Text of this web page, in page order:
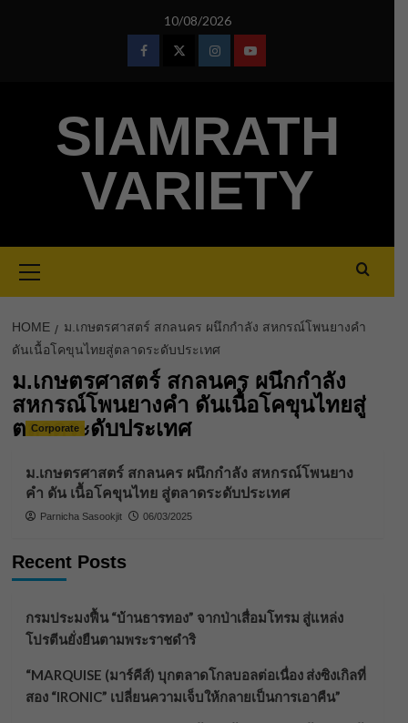
10/08/2026
FacebookTwitterInstagramYoutube
SIAMRATH
VARIETY
Menu
HOME
ม.เกษตรศาสตร์ สกลนคร ผนึกกำลัง สหกรณ์โพนยางคำ
ดันเนื้อโคขุนไทยสู่ตลาดระดับประเทศ
ม.เกษตรศาสตร์ สกลนคร ผนึกกำลัง
สหกรณ์โพนยางคำ ดันเนื้อโคขุนไทยสู่
ตลาดระดับประเทศ
Corporate
ม.เกษตรศาสตร์ สกลนคร ผนึกกำลัง สหกรณ์โพนยาง
คำ ดัน เนื้อโคขุนไทย สู่ตลาดระดับประเทศ
Parnicha Sasookjit 06/03/2025
Recent Posts
กรมประมงฟื้น “บ้านธารทอง” จากป่าเสื่อมโทรม สู่แหล่ง
โปรตีนยั่งยืนตามพระราชดำริ
“MARQUISE (มาร์คีส์) บุกตลาดโกลบอลต่อเนื่อง ส่งซิงเกิลที่
สอง “IRONIC” เปลี่ยนความเจ็บให้กลายเป็นการเอาคืน”